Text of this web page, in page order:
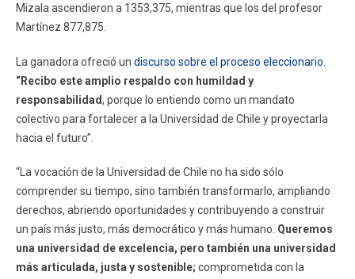
Mizala ascendieron a 1353,375, mientras que los del profesor
Martínez 877,875.
La ganadora ofreció un discurso sobre el proceso eleccionario.
“Recibo este amplio respaldo con humildad y
responsabilidad, porque lo entiendo como un mandato
colectivo para fortalecer a la Universidad de Chile y proyectarla
hacia el futuro”.
“La vocación de la Universidad de Chile no ha sido sólo
comprender su tiempo, sino también transformarlo, ampliando
derechos, abriendo oportunidades y contribuyendo a construir
un país más justo, más democrático y más humano. Queremos
una universidad de excelencia, pero también una universidad
más articulada, justa y sostenible; comprometida con la